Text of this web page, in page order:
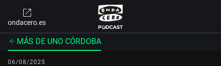
ondacero.es
MÁS DE UNO CÓRDOBA
06/08/2025